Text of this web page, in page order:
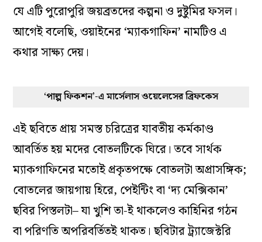
যে এটি পুরোপুরি জয়ব্রতদের কল্পনা ও দুষ্টুমির ফসল।
আগেই বলেছি, ওয়াইনের ‘ম্যাকগাফিন’ নামটিও এ
কথার সাক্ষ্য দেয়।
‘পাল্প ফিকশন’-এ মার্সেলাস ওয়েলেসের ব্রিফকেস
এই ছবিতে প্রায় সমস্ত চরিত্রের যাবতীয় কর্মকাণ্ড
আবর্তিত হয় মদের বোতলটিকে ঘিরে। তবে সার্থক
ম্যাকগাফিনের মতোই প্রকৃতপক্ষে বোতলটা অপ্রাসঙ্গিক;
বোতলের জায়গায় হিরে, পেইন্টিং বা ‘দ্য মেক্সিকান’
ছবির পিস্তলটা– যা খুশি তা-ই থাকলেও কাহিনির গঠন
বা পরিণতি অপরিবর্তিতই থাকত। ছবিটার ট্র্যাজেক্টরি